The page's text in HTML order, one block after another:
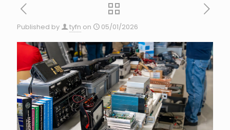
Published by tyfn on 05/01/2026